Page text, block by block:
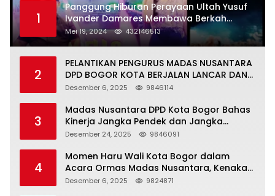
1
Panggung Hiburan Perayaan Ultah Yusuf
Ivander Damares Membawa Berkah
Warga Kejapanan
Mei 19, 2024 432146513
2
PELANTIKAN PENGURUS MADAS NUSANTARA
DPD BOGOR KOTA BERJALAN LANCAR DAN
KHIDMAT
Desember 6, 2025 9846114
3
Madas Nusantara DPD Kota Bogor Bahas
Kinerja Jangka Pendek dan Jangka
Panjang
Desember 24, 2025 9846091
4
Momen Haru Wali Kota Bogor dalam
Acara Ormas Madas Nusantara, Kenakan
Peci Hitam Tinggi sebagai Simbol
Desember 6, 2025 9824871